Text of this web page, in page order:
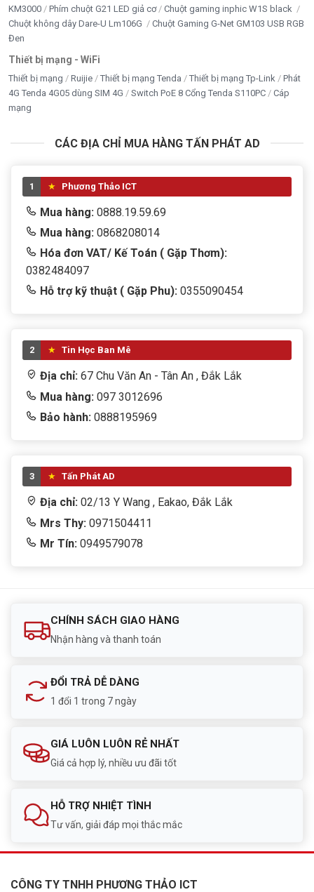
KM3000
Phím chuột G21 LED giả cơ
Chuột gaming inphic W1S black
Chuột không dây Dare-U Lm106G
Chuột Gaming G-Net GM103 USB RGB
Đen
Thiết bị mạng - WiFi
Thiết bị mạng Ruijie Thiết bị mạng Tenda Thiết bị mạng Tp-Link
Phát
4G Tenda 4G05 dùng SIM 4G
Switch PoE 8 Cổng Tenda S110PC
Cáp
mạng
CÁC ĐỊA CHỈ MUA HÀNG TẤN PHÁT AD
1 Phương Thảo ICT
Mua hàng: 0888.19.59.69
Mua hàng: 0868208014
Hóa đơn VAT/ Kế Toán ( Gặp Thơm):
0382484097
Hỗ trợ kỹ thuật ( Gặp Phu): 0355090454
2 Tin Học Ban Mê
Địa chỉ: 67 Chu Văn An - Tân An , Đắk Lắk
Mua hàng: 097 3012696
Bảo hành: 0888195969
3 Tấn Phát AD
Địa chỉ: 02/13 Y Wang , Eakao, Đắk Lắk
Mrs Thy: 0971504411
Mr Tín: 0949579078
CHÍNH SÁCH GIAO HÀNG
Nhận hàng và thanh toán
ĐỔI TRẢ DỄ DÀNG
1 đổi 1 trong 7 ngày
GIÁ LUÔN LUÔN RẺ NHẤT
Giá cả hợp lý, nhiều ưu đãi tốt
HỖ TRỢ NHIỆT TÌNH
Tư vấn, giải đáp mọi thắc mắc
CÔNG TY TNHH PHƯƠNG THẢO ICT